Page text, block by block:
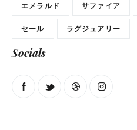
エメラルド サファイア
セール ラグジュアリー
Socials